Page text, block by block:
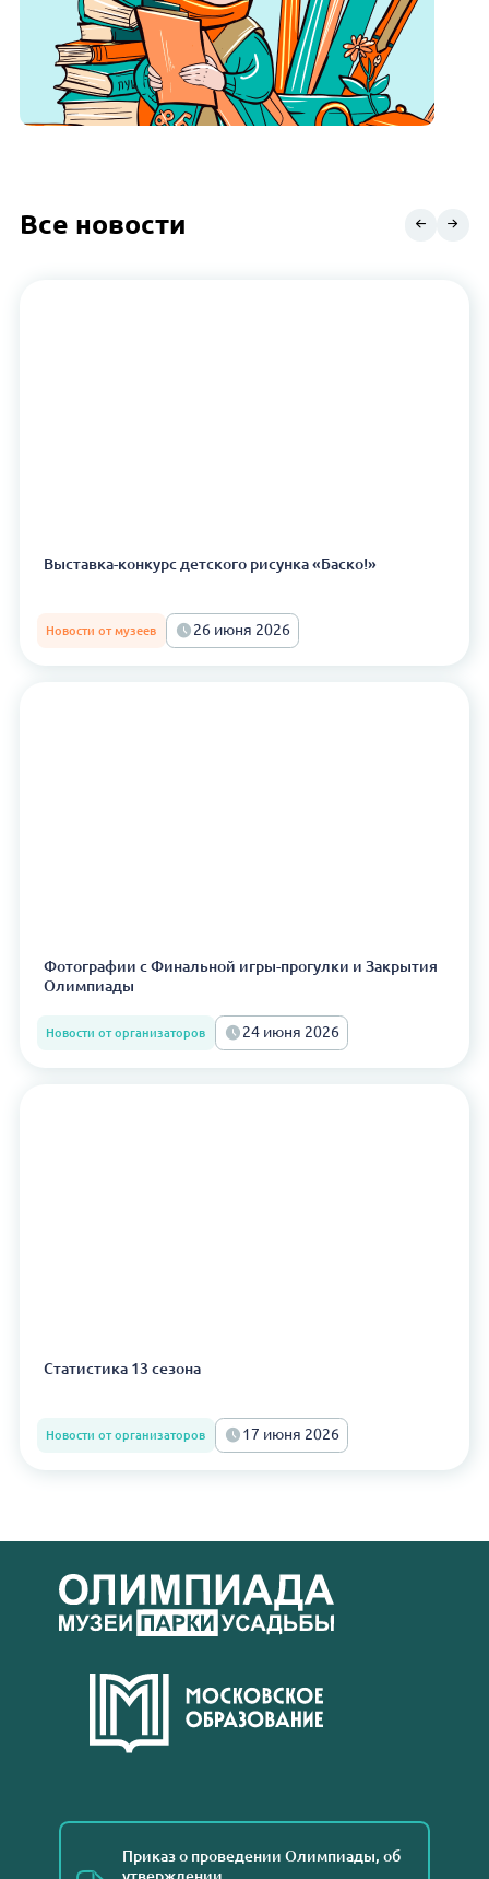
Все новости
Выставка-конкурс детского рисунка «Баско!»
Новости от музеев 26 июня 2026
Фотографии с Финальной игры-прогулки и Закрытия
Олимпиады
Новости от организаторов 24 июня 2026
Статистика 13 сезона
Новости от организаторов 17 июня 2026
Приказ о проведении Олимпиады, об